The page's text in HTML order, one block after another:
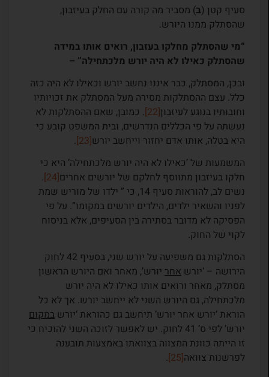
סעיף קטן (ב) מסביר מה קורה עם החלק בעיזבון,
שהסתלק ממנו היורש.
“מי שהסתלק מחלקו בעזבון, רואים אותו במידה
שהסתלק כאילו לא היה יורש מלכתחילה” –
ובכן, המסתלק, כבר איננו נחשב יורש וכאילו לא היה כזה
כלל. עצם ההסתלקות מסירה מעל המסתלק את זכויותיו
וחובותיו בנוגע לעיזבון[22]
. כמובן, שאם ההסתלקות לא
נעשתה על פי הכללים הנדרשים, ובית המשפט קובע כי
היא בטלה, אותו אדם יחזור וייחשב יורש[23]
.
המשמעות של ‘כאילו לא היה יורש מלכתחילה’ היא כי
חלקו בעיזבון מתווסף לחלקם של יורשים אחרים[24]
.
נשים לב, להוראות סעיף 14, כי ” ילדו של מוריש שמת
לפניו והשאיר ילדים, הילדים יורשים במקומו”. על פי
הפסיקה לא מדובר בסתירה בין הסעיפים, אלא בניסוח
לקוי של החוק.
הסתלקות גם משפיעה על יורש שני, בסעיף 42 לחוק
הירושה – ‘יורש אחריורש’, מאחר ואם היורש הראשון
מסתלק, מאחר ורואים אותו כאילו לא היה יורש
מלכתחילה, גם היורש השני לא ייחשב יורש. אך לא כל
הוראת ‘יורש אחר יורש’ תיחשב גם כהוראת ‘יורש במקום
יורש’ לפי ס’ 41 לחוק. יש לאפשר לזוכה השני להוכיח כי
זו הייתה כוונת המצווה בצוואתו באמצעות תובענה
לפרשנות צוואה[25]
.